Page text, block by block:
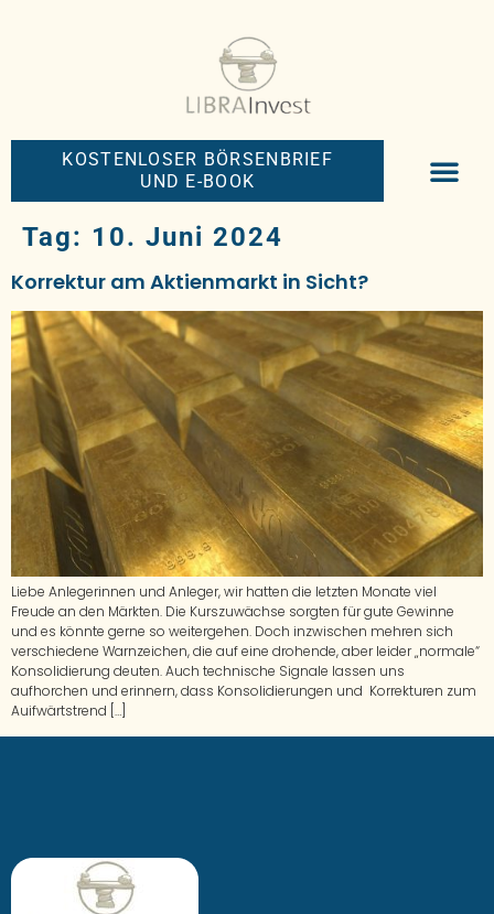
KOSTENLOSER BÖRSENBRIEF
UND E-BOOK
Tag: 10. Juni 2024
Korrektur am Aktienmarkt in Sicht?
Liebe Anlegerinnen und Anleger, wir hatten die letzten Monate viel
Freude an den Märkten. Die Kurszuwächse sorgten für gute Gewinne
und es könnte gerne so weitergehen. Doch inzwischen mehren sich
verschiedene Warnzeichen, die auf eine drohende, aber leider „normale“
Konsolidierung deuten. Auch technische Signale lassen uns
aufhorchen und erinnern, dass Konsolidierungen und Korrekturen zum
Auifwärtstrend […]